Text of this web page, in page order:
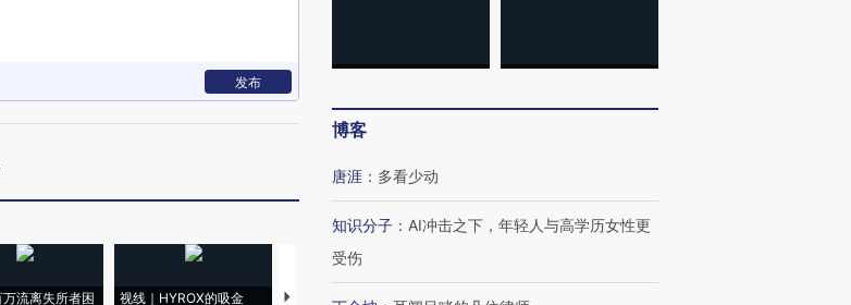
发布
流离失所者困
视线｜HYROX的吸金
马航飞行员跨国走私7万
视线｜被称为“蟑螂”的印
博客
唐涯 ： 多看少动
知识分子 ： AI冲击之下，年轻人与高学历女性更
受伤